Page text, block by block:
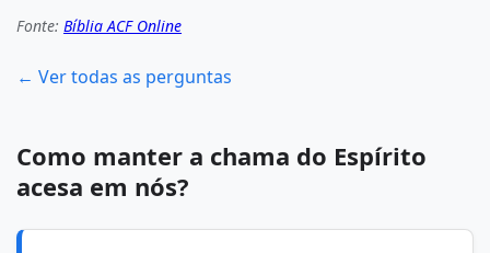
Fonte: Bíblia ACF Online
← Ver todas as perguntas
Como manter a chama do Espírito
acesa em nós?